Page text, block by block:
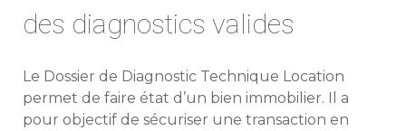
des diagnostics valides
Le Dossier de Diagnostic Technique Location
permet de faire état d’un bien immobilier. Il a
pour objectif de sécuriser une transaction en